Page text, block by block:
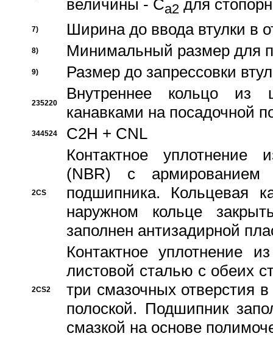
величины - Ca2 для
7) Ширина до ввода втулки в
8) Минимальный размер для
9) Размер до запрессовки
235220
Внутреннее кольцо из
канавками на посадочной
344524 C2H + CNL
2CS
Контактное уплотнение
(NBR) с
подшипника. Кольцевая
наружном кольце
заполнен антизадирной
2CS2
Контактное уплотнение
листовой сталью с обеих
три смазочных отверстия
полоской. Подшипник
смазкой на основе